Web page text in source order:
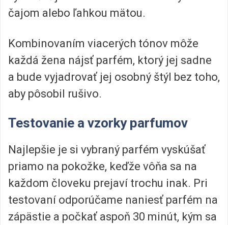
čajom alebo ľahkou mätou.
Kombinovaním viacerých tónov môže
každá žena nájsť parfém, ktorý jej sadne
a bude vyjadrovať jej osobný štýl bez toho,
aby pôsobil rušivo.
Testovanie a vzorky parfumov
Najlepšie je si vybraný parfém vyskúšať
priamo na pokožke, keďže vôňa sa na
každom človeku prejaví trochu inak. Pri
testovaní odporúčame naniesť parfém na
zápästie a počkať aspoň 30 minút, kým sa